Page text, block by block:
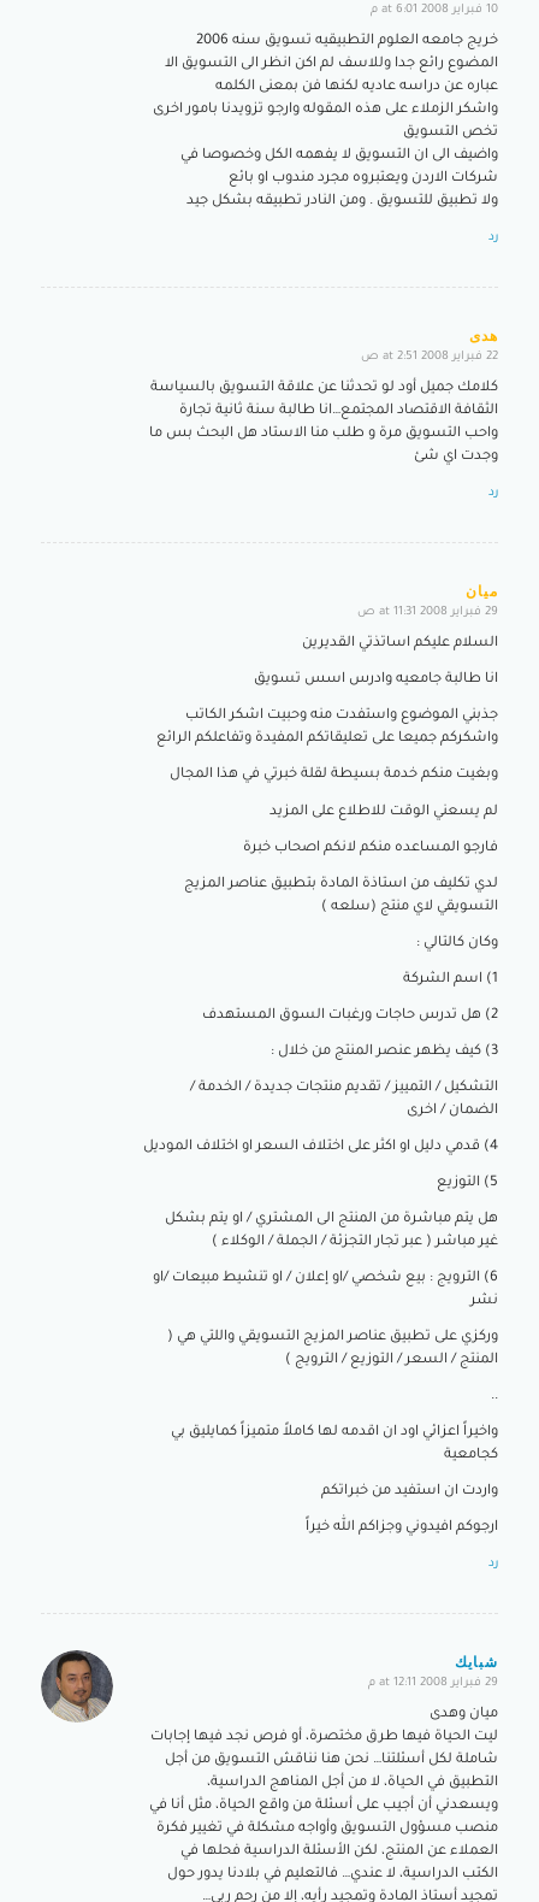
says:
10 فبراير 2008 at 6:01 م
خريج جامعه العلوم التطبيقيه تسويق سنه 2006
المضوع رائع جدا وللاسف لم اكن انظر الى التسويق الا
عباره عن دراسه عاديه لكنها فن بمعنى الكلمه
واشكر الزملاء على هذه المقوله وارجو تزويدنا بامور اخرى
تخص التسويق
واضيف الى ان التسويق لا يفهمه الكل وخصوصا في
شركات الاردن ويعتبروه مجرد مندوب او بائع
ولا تطبيق للتسويق . ومن النادر تطبيقه بشكل جيد
رد
هدى
says:
22 فبراير 2008 at 2:51 ص
كلامك جميل أود لو تحدثنا عن علاقة التسويق بالسياسة
الثقافة الاقتصاد المجتمع…انا طالبة سنة ثانية تجارة
واحب التسويق مرة و طلب منا الاستاد هل البحث بس ما
وجدت اي شئ
رد
ميان
says:
29 فبراير 2008 at 11:31 ص
السلام عليكم اساتذتي القديرين
انا طالبة جامعيه وادرس اسس تسويق
جذبني الموضوع واستفدت منه وحبيت اشكر الكاتب
واشكركم جميعا على تعليقاتكم المفيدة وتفاعلكم الرائع
وبغيت منكم خدمة بسيطة لقلة خبرتي في هذا المجال
لم يسعني الوقت للاطلاع على المزيد
فارجو المساعده منكم لانكم اصحاب خبرة
لدي تكليف من استاذة المادة بتطبيق عناصر المزيج
التسويقي لاي منتج (سلعه )
وكان كالتالي :
1) اسم الشركة
2) هل تدرس حاجات ورغبات السوق المستهدف
3) كيف يظهر عنصر المنتج من خلال :
التشكيل / التمييز / تقديم منتجات جديدة / الخدمة /
الضمان / اخرى
4) قدمي دليل او اكثر على اختلاف السعر او اختلاف الموديل
5) التوزيع
هل يتم مباشرة من المنتج الى المشتري / او يتم بشكل
غير مباشر ( عبر تجار التجزئة / الجملة / الوكلاء )
6) الترويج : بيع شخصي /او إعلان / او تنشيط مبيعات /او
نشر
وركزي على تطبيق عناصر المزيج التسويقي واللتي هي (
المنتج / السعر / التوزيع / الترويج )
..
واخيراً اعزائي اود ان اقدمه لها كاملاً متميزاً كمايليق بي
كجامعية
واردت ان استفيد من خبراتكم
ارجوكم افيدوني وجزاكم الله خيراً
رد
شبايك
says:
29 فبراير 2008 at 12:11 م
ميان وهدى
ليت الحياة فيها طرق مختصرة، أو فرص نجد فيها إجابات
شاملة لكل أسئلتنا… نحن هنا نناقش التسويق من أجل
التطبيق في الحياة، لا من أجل المناهج الدراسية،
ويسعدني أن أجيب على أسئلة من واقع الحياة، مثل أنا في
منصب مسؤول التسويق وأواجه مشكلة في تغيير فكرة
العملاء عن المنتج، لكن الأسئلة الدراسية فحلها في
الكتب الدراسية، لا عندي… فالتعليم في بلادنا يدور حول
تمجيد أستاذ المادة وتمجيد رأيه، إلا من رحم ربي…